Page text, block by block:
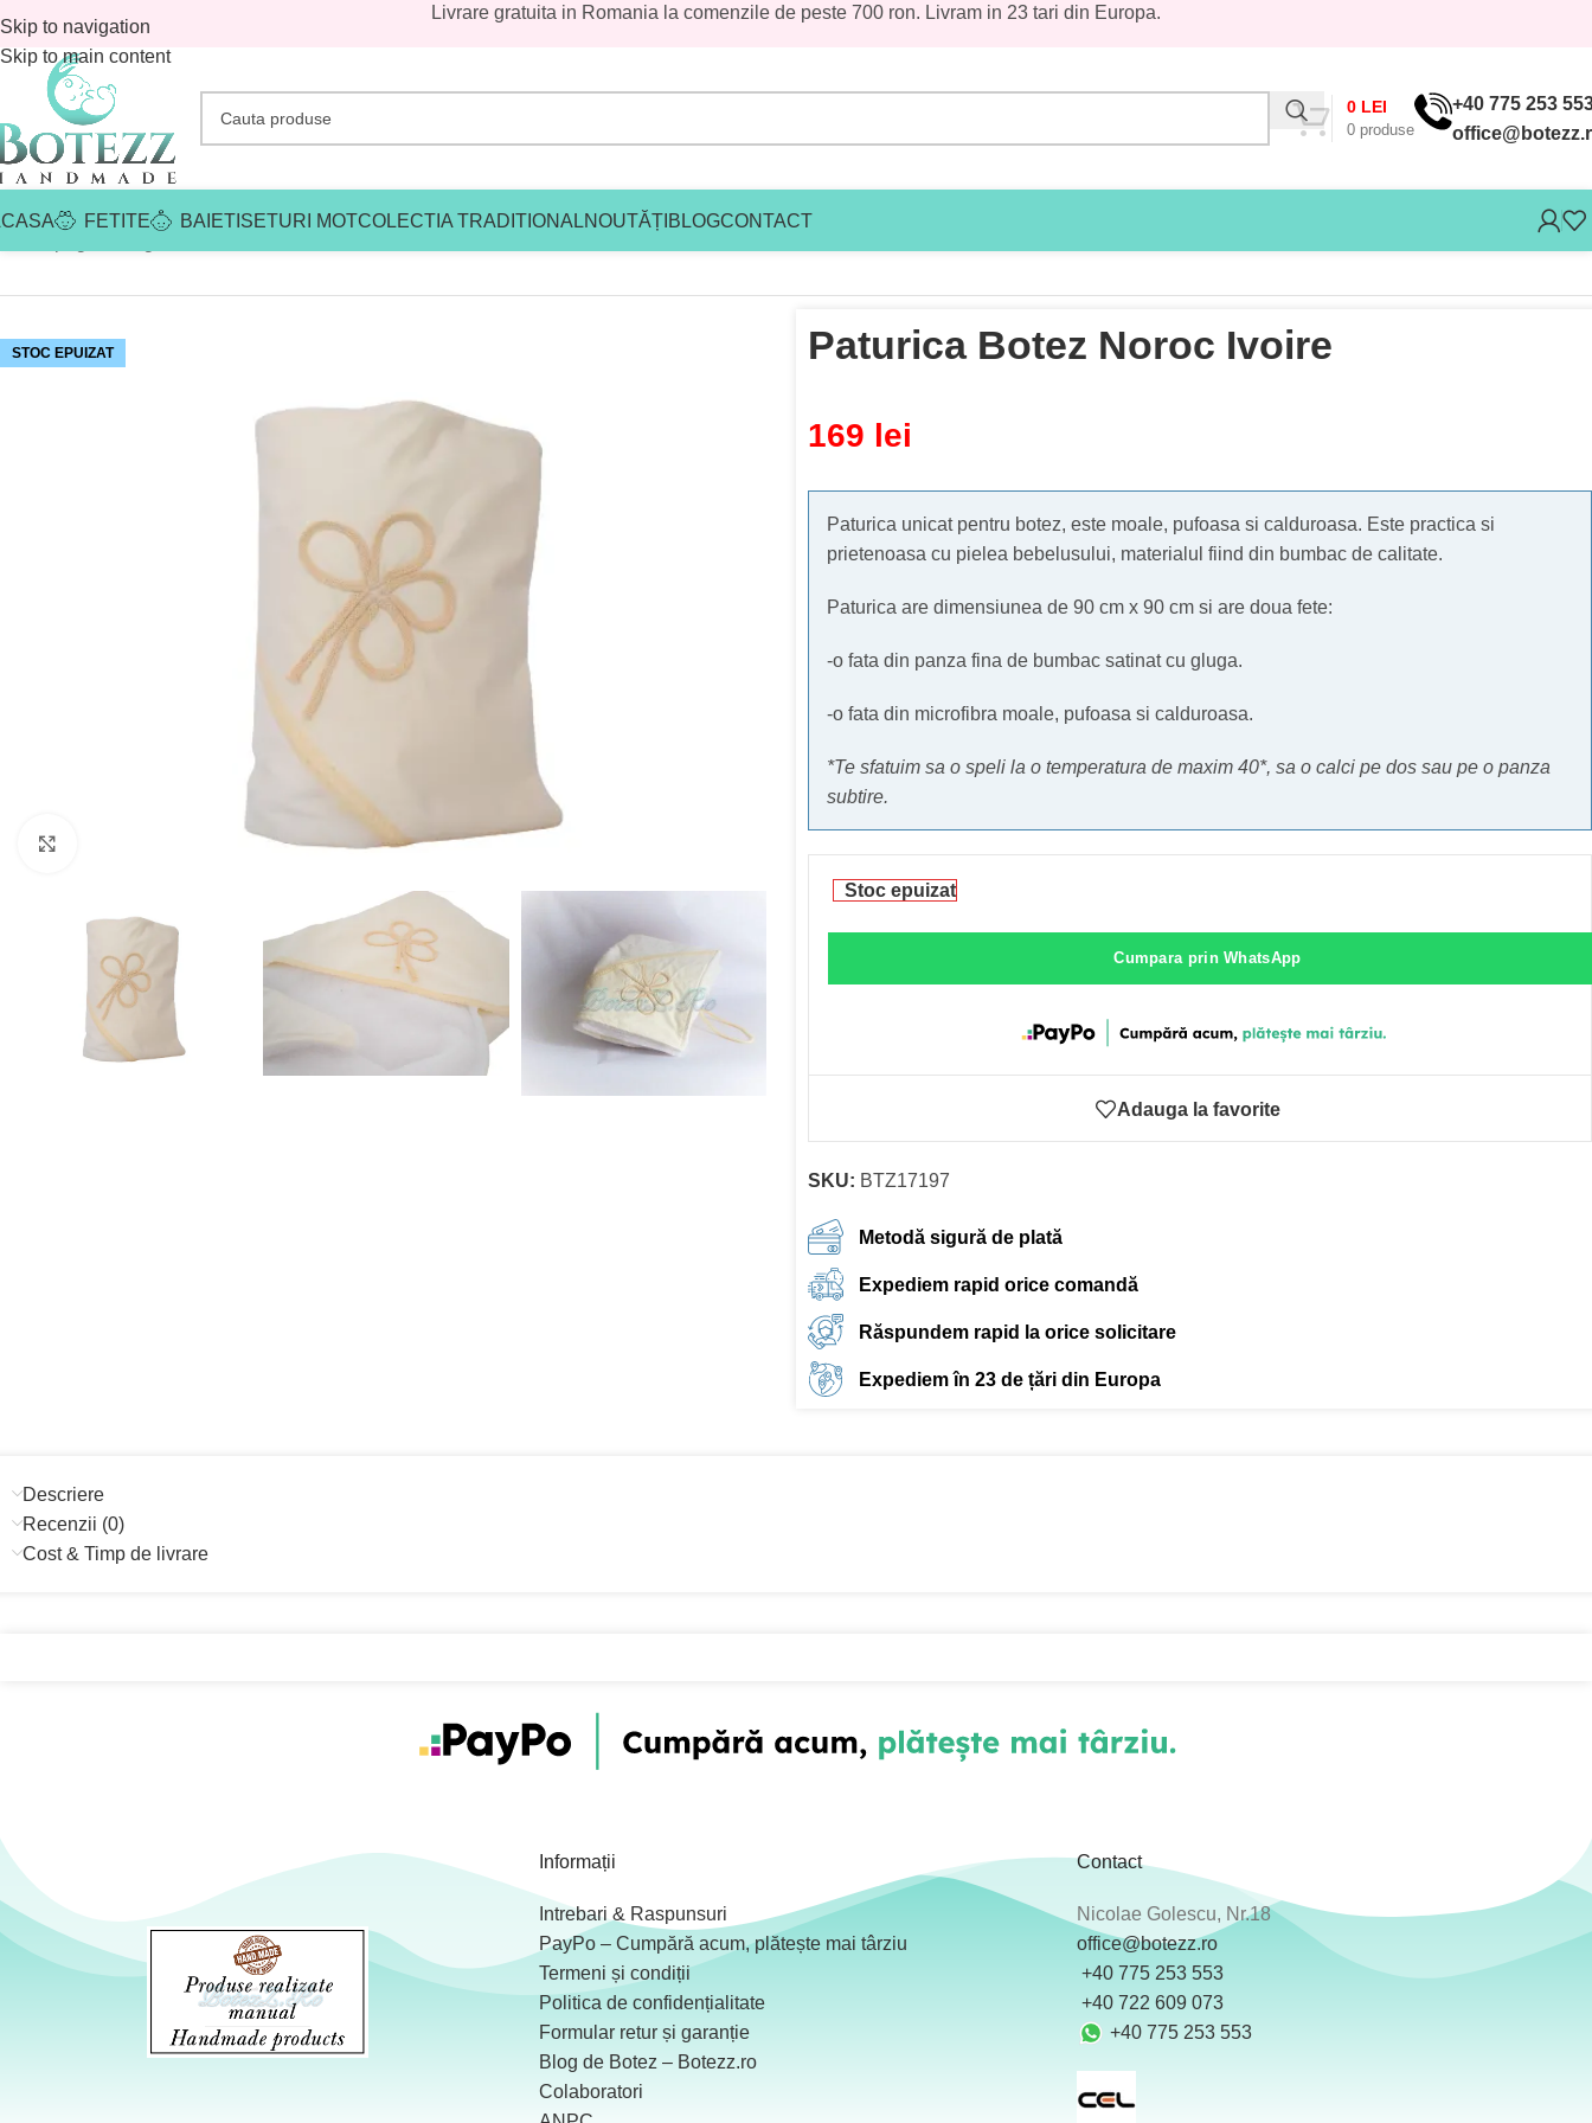
Skip to navigation
Skip to main content
Livrare gratuita in Romania la comenzile de peste 700 ron. Livram in 23 tari din Europa.
0 produse
0 LEI
+40 775 253
FETITE BAIETI SETURI MOTCOLECTIA TRADITIONALNOUTĂȚI BLOGCONTACT
STOC EPUIZAT Paturica Botez Noroc Ivoire
169 lei
Paturica unicat pentru botez, este moale, pufoasa si calduroasa. Este practica si
prietenoasa cu pielea bebelusului, materialul fiind din bumbac de calitate.
Paturica are dimensiunea de 90 cm x 90 cm si are doua fete:
-o fata din panza fina de bumbac satinat cu gluga.
-o fata din microfibra moale, pufoasa si calduroasa.
*Te sfatuim sa o speli la o temperatura de maxim 40*, sa o calci pe dos sau pe o panza
subtire.
Stoc epuizat
Cumpara prin WhatsApp
Adauga la favorite
SKU: BTZ17197
Metodă sigură de plată
Expediem rapid orice comandă
Răspundem rapid la orice solicitare
Expediem în 23 de țări din Europa
Descriere
Recenzii (0)
Cost & Timp de livrare
Informații
Intrebari & Raspunsuri
PayPo – Cumpără acum, plătește mai târziu
Termeni și condiții
Politica de confidențialitate
Formular retur și garanție
Blog de Botez – Botezz.ro
Colaboratori
Contact
Nicolae Golescu, Nr.18
office@botezz.ro
+40 775 253 553
‪ +40 722 609 073
+40 775 253 553